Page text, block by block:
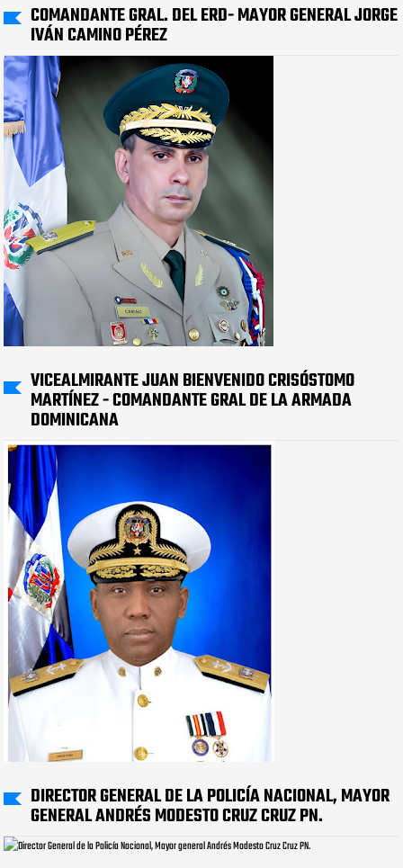
COMANDANTE GRAL. DEL ERD- MAYOR GENERAL JORGE
IVÁN CAMINO PÉREZ
VICEALMIRANTE JUAN BIENVENIDO CRISÓSTOMO
MARTÍNEZ - COMANDANTE GRAL DE LA ARMADA
DOMINICANA
DIRECTOR GENERAL DE LA POLICÍA NACIONAL, MAYOR
GENERAL ANDRÉS MODESTO CRUZ CRUZ PN.